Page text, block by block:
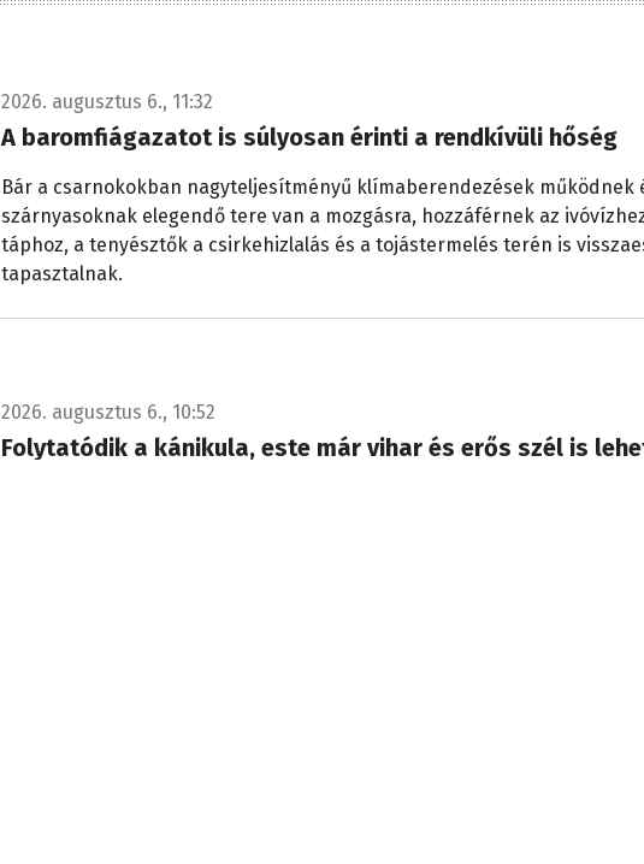
2026. augusztus 6., 11:32
A baromfiágazatot is súlyosan érinti a rendkívüli hőség
Bár a csarnokokban nagyteljesítményű klímaberendezések működnek
szárnyasoknak elegendő tere van a mozgásra, hozzáférnek az
táphoz, a tenyésztők a csirkehizlalás és a tojástermelés terén is
tapasztalnak.
2026. augusztus 6., 10:52
Folytatódik a kánikula, este már vihar és erős szél is